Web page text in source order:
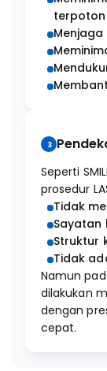
3
Seperti
prosedur
Tidak
Sayatan
Struktur
Tidak
Namun
dilakukan
dengan
cepat.